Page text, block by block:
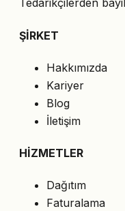
Tedarikçilerden
ŞİRKET
Hakkımızda
Kariyer
Blog
İletişim
HİZMETLER
Dağıtım
Faturalama